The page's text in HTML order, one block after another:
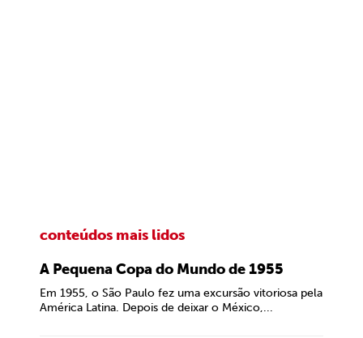
conteúdos mais lidos
A Pequena Copa do Mundo de 1955
Em 1955, o São Paulo fez uma excursão vitoriosa pela
América Latina. Depois de deixar o México,...